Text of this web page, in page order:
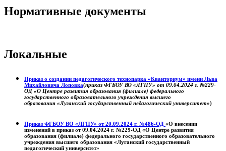
Нормативные документы
Локальные
Приказ о создании педагогического технопарка «Кванториум» имени Льва
Михайловича Лоповка(приказ ФГБОУ ВО «ЛГПУ» от 09.04.2024 г. №229-
ОД «О Центре развития образования (филиале) федерального
государственного образовательного учреждения высшего
образования «Луганский государственный педагогический университет»)
Приказ ФГБОУ ВО «ЛГПУ» от 20.09.2024 г. №486-ОД «О внесении
изменений в приказ от 09.04.2024 г. №229-ОД «О Центре развития
образования (филиале) федерального государственного образовательного
учреждения высшего образования «Луганский государственный
педагогический университет»